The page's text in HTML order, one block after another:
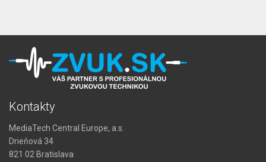
Kontakty
MediaTech Central Europe, a.s.
Drieňová 34
821 02 Bratislava